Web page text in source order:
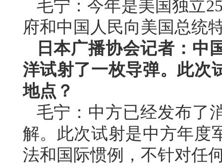
毛宁：今年是美国独立
府和中国人民向美国总统
日本广播协会记者：中
洋试射了一枚导弹。此次
地点？
毛宁：中方已经发布了
解。此次试射是中方年度
法和国际惯例，不针对任